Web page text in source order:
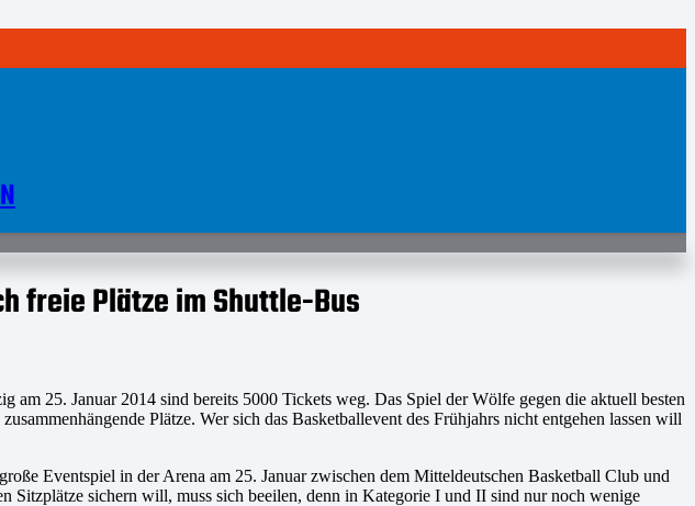
freie Plätze im Shuttle-Bus
25. Januar 2014 sind bereits 5000 Tickets weg. Das Spiel der Wölfe gegen die aktuell besten
Plätze. Wer sich das Basketballevent des Frühjahrs nicht entgehen lassen will
Eventspiel in der Arena am 25. Januar zwischen dem Mitteldeutschen Basketball Club und
Sitzplätze sichern will, muss sich beeilen, denn in Kategorie I und II sind nur noch wenige